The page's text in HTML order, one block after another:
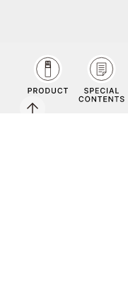
face
book
Copyright©Co-